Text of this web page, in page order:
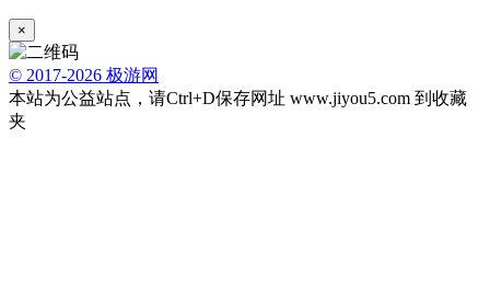
×
© 2017-2026 极游网
本站为公益站点，请Ctrl+D保存网址 www.jiyou5.com 到收藏
夹